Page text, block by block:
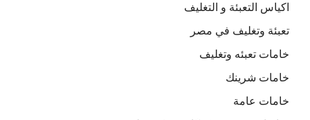
اكياس التعبئة و التغليف
تعبئة وتغليف في مصر
خامات تعبئه وتغليف
خامات شرينك
خامات عامة